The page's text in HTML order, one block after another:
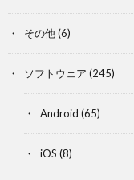
その他(6)
ソフトウェア (245)
Android (65)
iOS (8)